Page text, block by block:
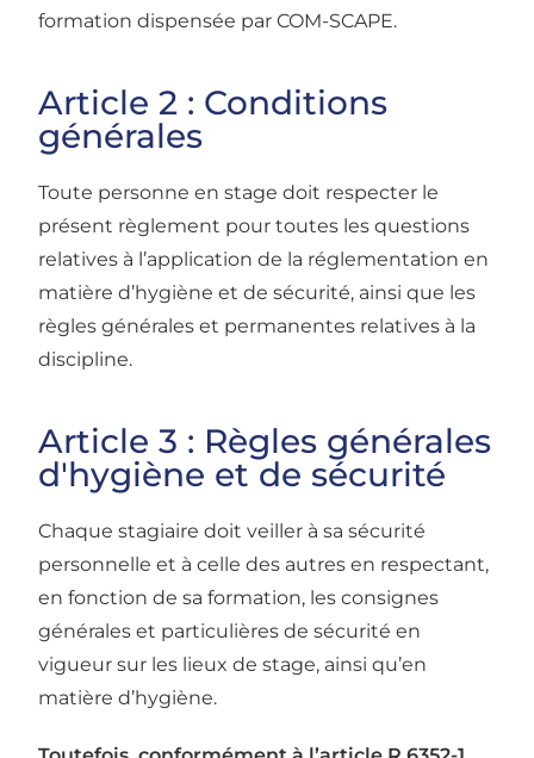
formation dispensée par COM-SCAPE.
Article 2 : Conditions
générales
Toute personne en stage doit respecter le
présent règlement pour toutes les questions
relatives à l’application de la réglementation en
matière d’hygiène et de sécurité, ainsi que les
règles générales et permanentes relatives à la
discipline.
Article 3 : Règles générales
d'hygiène et de sécurité
Chaque stagiaire doit veiller à sa sécurité
personnelle et à celle des autres en respectant,
en fonction de sa formation, les consignes
générales et particulières de sécurité en
vigueur sur les lieux de stage, ainsi qu’en
matière d’hygiène.